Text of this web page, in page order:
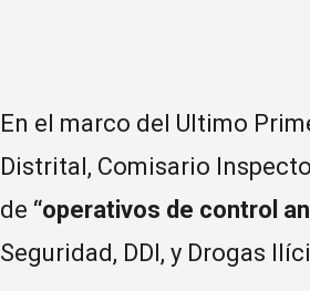
En el marco del Ultimo
Distrital, Comisario
de “operativos de control
Seguridad, DDI, y Drogas